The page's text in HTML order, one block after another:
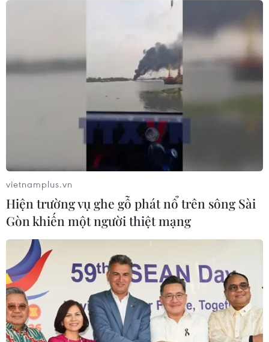
vietnamplus.vn
Hiện trường vụ ghe gỗ phát nổ trên sông Sài
Gòn khiến một người thiệt mạng